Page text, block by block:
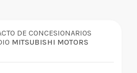
DE CONCESIONARIOS
MITSUBISHI MOTORS